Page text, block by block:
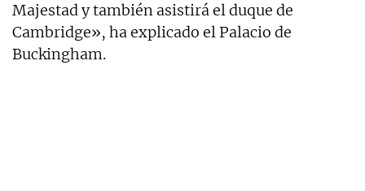
Majestad y también asistirá el duque de
Cambridge», ha explicado el Palacio de
Buckingham.